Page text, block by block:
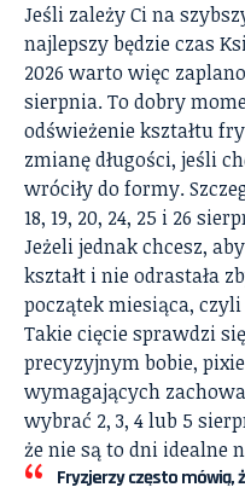
Jeśli zależy Ci na
najlepszy będzie czas
2026 warto więc
sierpnia. To dobry
odświeżenie kształtu
zmianę długości, jeśli
wróciły do formy.
18, 19, 20, 24, 25 i 26
Jeżeli jednak chcesz,
kształt i nie odrastała
początek miesiąca,
Takie cięcie sprawdzi
precyzyjnym bobie,
wymagających
wybrać 2, 3, 4 lub 5
że nie są to dni idealne
Fryzjerzy często